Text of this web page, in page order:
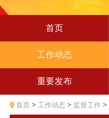
首页
工作动态
重要发布
首页 > 工作动态 > 监督工作 >